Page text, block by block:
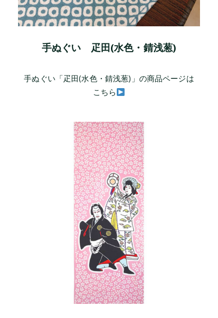
手ぬぐい 疋田(水色・錆浅葱)
手ぬぐい「疋田(水色・錆浅葱)」の商品ページは
こちら